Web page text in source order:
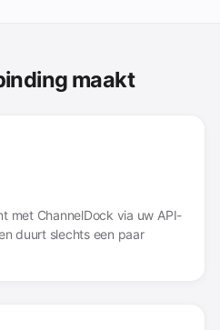
maakt
met ChannelDock via uw API-
duurt slechts een paar